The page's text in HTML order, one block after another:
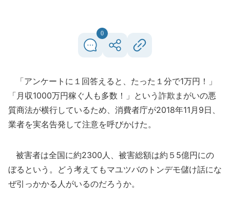
0
「アンケートに１回答えると、たった１分で1万円！」
「月収1000万円稼ぐ人も多数！」という詐欺まがいの悪
質商法が横行しているため、消費者庁が2018年11月9日、
業者を実名告発して注意を呼びかけた。
被害者は全国に約2300人、被害総額は約５5億円にの
ぼるという。どう考えてもマユツバのトンデモ儲け話にな
ぜ引っかかる人がいるのだろうか。